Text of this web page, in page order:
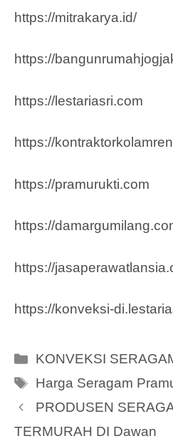
https://mitrakarya.id/
https://
https://lestariasri.com
https://
https://pramurukti.com
https://
https://
https://konveksi-
Categories
KONVEKSI
Tags
Harga Seragam
PRODUSEN
TERMURAH DI Dawan